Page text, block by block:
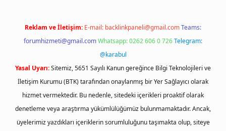
Reklam ve İletişim: E-mail: backlinkpaneli@gmail.comTeams:
forumhizmeti@gmail.comWhatsapp: 0262 606 0 726Telegram:
@karabul
Yasal Uyarı:Sitemiz, 5651 Sayılı Kanun gereğince Bilgi Teknolojileri ve
İletişim Kurumu (BTK) tarafından onaylanmış bir Yer Sağlayıcı olarak
hizmet vermektedir. Bu nedenle, sitedeki içerikleri proaktif olarak
denetleme veya araştırma yükümlülüğümüz bulunmamaktadır. Ancak,
üyelerimiz yazdıkları içeriklerin sorumluluğunu taşımakta olup, siteye